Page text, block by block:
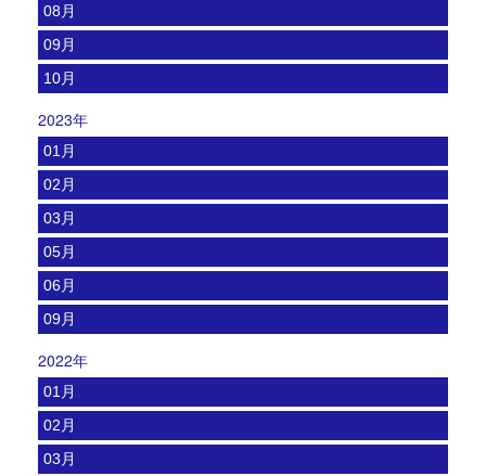
08月
09月
10月
2023年
01月
02月
03月
05月
06月
09月
2022年
01月
02月
03月